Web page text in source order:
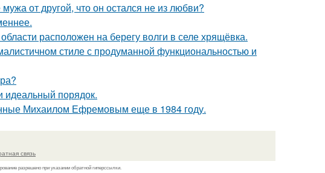
от другой, что он остался не из любви?
расположен на берегу волги в селе хрящёвка.
стиле с продуманной функциональностью и
идеальный порядок.
Михаилом Ефремовым еще в 1984 году.
связь
разрешено при указании обратной гиперссылки.